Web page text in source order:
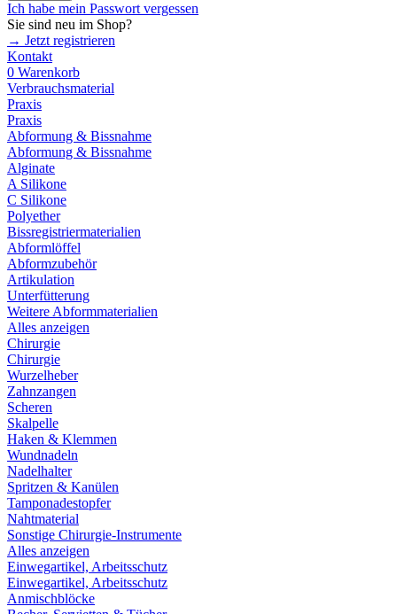
Ich habe mein Passwort vergessen
Sie sind neu im Shop?
→ Jetzt registrieren
Kontakt
0 Warenkorb
Verbrauchsmaterial
Praxis
Praxis
Abformung & Bissnahme
Abformung & Bissnahme
Alginate
A Silikone
C Silikone
Polyether
Bissregistriermaterialien
Abformlöffel
Abformzubehör
Artikulation
Unterfütterung
Weitere Abformmaterialien
Alles anzeigen
Chirurgie
Chirurgie
Wurzelheber
Zahnzangen
Scheren
Skalpelle
Haken & Klemmen
Wundnadeln
Nadelhalter
Spritzen & Kanülen
Tamponadestopfer
Nahtmaterial
Sonstige Chirurgie-Instrumente
Alles anzeigen
Einwegartikel, Arbeitsschutz
Einwegartikel, Arbeitsschutz
Anmischblöcke